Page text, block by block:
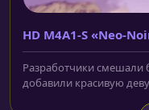
HD M4A1-S «Neo-
Разработчики смешали
добавили красивую